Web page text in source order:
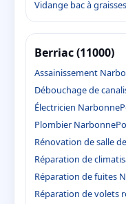
Vidange bac à
Berriac (11000)
Assainissement
Débouchage de
Électricien Narbonne
Plombier Narbonne
Rénovation de salle
Réparation de
Réparation de fuites
Réparation de volets